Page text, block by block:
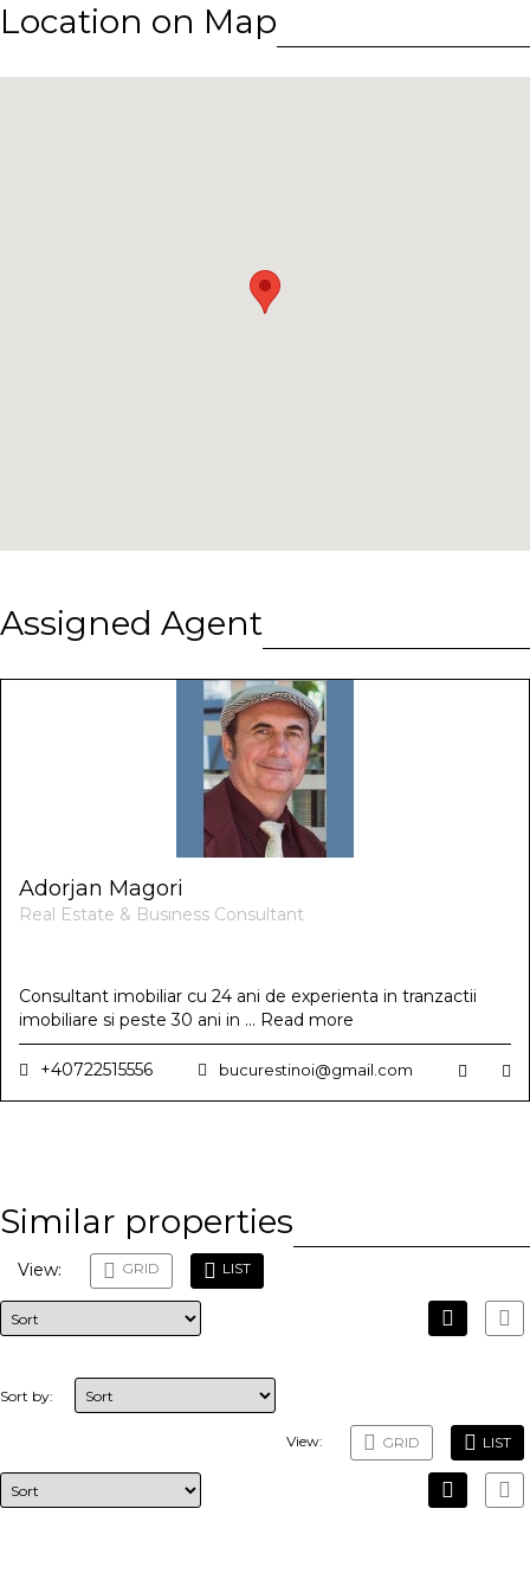
Location on Map
Assigned Agent
Adorjan Magori
Real Estate & Business Consultant
Consultant imobiliar cu 24 ani de experienta in tranzactii
imobiliare si peste 30 ani in ... Read more
+40722515556 bucurestinoi@gmail.com
Similar properties
View: GRID LIST
Sort by:
View: GRID LIST